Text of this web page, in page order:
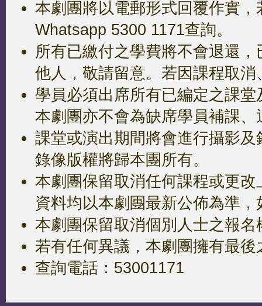
本劇團將以電郵形式回覆作實
Whatsapp 5300 1171查詢。
所有已繳付之學費將不會退還
他人，敬請留意。若因課程取
學員必須出席所有已編定之課
本劇團亦不會為缺席學員補課
課堂或演出期間將會進行攝影
錄像版權將歸本團所有。
本劇團保留取消任何課程或更
資料均以本劇團最新公佈為準
本劇團保留取消個別人士之報名
若有任何異議，本劇團擁有最後
查詢電話：53001171